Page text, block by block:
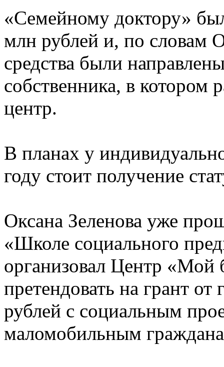
«Семейному доктору»
млн рублей и, по словам
средства были
собственника, в котором
центр.
В планах у
году стоит получение
Оксана Зеленова уже
«Школе социального
организовал Центр «Мой
претендовать на грант от
рублей с социальным
маломобильным